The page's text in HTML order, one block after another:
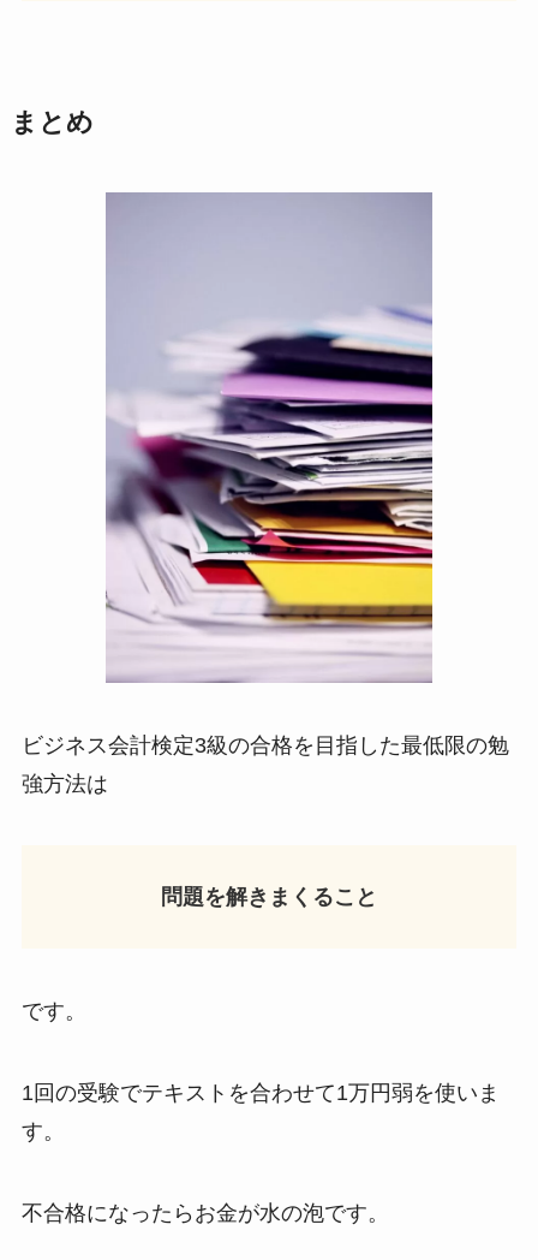
まとめ
ビジネス会計検定3級の合格を目指した最低限の勉
強方法は
問題を解きまくること
です。
1回の受験でテキストを合わせて1万円弱を使いま
す。
不合格になったらお金が水の泡です。